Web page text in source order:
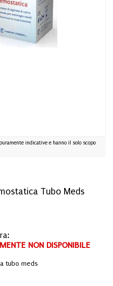
indicative e hanno il solo scopo
Tubo Meds
NON DISPONIBILE
tubo meds